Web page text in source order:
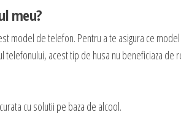
meu?
model de telefon. Pentru a te asigura ce
acest tip de husa nu beneficiaza de
cu solutii pe baza de alcool.